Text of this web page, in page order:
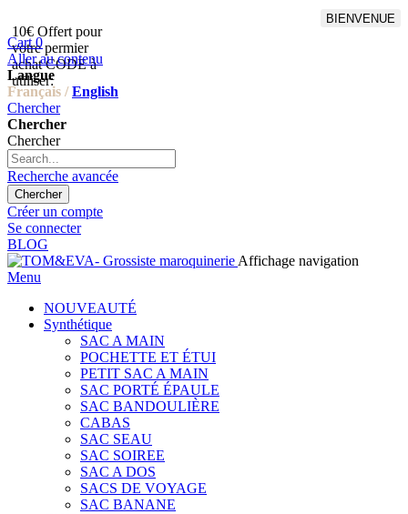
10€ Offert pour
votre permier
achat CODE à
utiliser:
BIENVENUE
Cart 0
Aller au contenu
Langue
Français / English
Chercher
Chercher
Chercher
Recherche avancée
Chercher
Créer un compte
Se connecter
BLOG
Affichage navigation
Menu
NOUVEAUTÉ
Synthétique
SAC A MAIN
POCHETTE ET ÉTUI
PETIT SAC A MAIN
SAC PORTÉ ÉPAULE
SAC BANDOULIÈRE
CABAS
SAC SEAU
SAC SOIREE
SAC A DOS
SACS DE VOYAGE
SAC BANANE